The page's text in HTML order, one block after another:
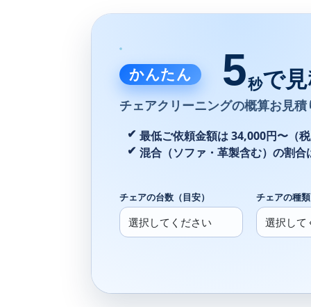
かんたん 5秒で見
チェアクリーニングの概算お見積
最低ご依頼金額は 34,000円〜（税
混合（ソファ・革製含む）の割
チェアの台数（目安） チェアの種類